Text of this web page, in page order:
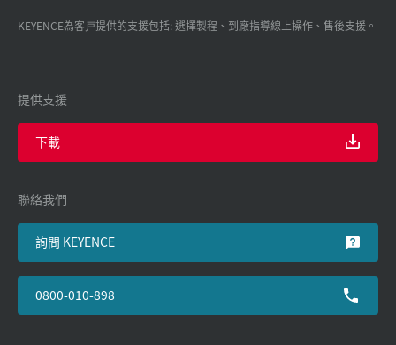
KEYENCE為客戸提供的支援包括: 選擇製程、到廠指導線上操作、售後支援。
提供支援
下載
聯絡我們
詢問 KEYENCE
0800-010-898